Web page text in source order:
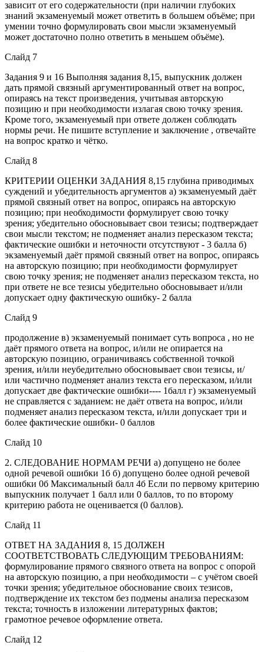
зависит от его содержательности (при наличии глубоких
знаний экзаменуемый может ответить в большем объёме; при
умении точно формулировать свои мысли экзаменуемый
может достаточно полно ответить в меньшем объёме).
Слайд 7
Задания 9 и 16 Выполняя задания 8,15, выпускник должен
дать прямой связный аргументированный ответ на вопрос,
опираясь на текст произведения, учитывая авторскую
позицию и при необходимости излагая свою точку зрения.
Кроме того, экзаменуемый при ответе должен соблюдать
нормы речи. Не пишите вступление и заключение , отвечайте
на вопрос кратко и чётко.
Слайд 8
КРИТЕРИИ ОЦЕНКИ ЗАДАНИЯ 8,15 глубина приводимых
суждений и убедительность аргументов а) экзаменуемый даёт
прямой связный ответ на вопрос, опираясь на авторскую
позицию; при необходимости формулирует свою точку
зрения; убедительно обосновывает свои тезисы; подтверждает
свои мысли текстом; не подменяет анализ пересказом текста;
фактические ошибки и неточности отсутствуют - 3 балла б)
экзаменуемый даёт прямой связный ответ на вопрос, опираясь
на авторскую позицию; при необходимости формулирует
свою точку зрения; не подменяет анализ пересказом текста, но
при ответе не все тезисы убедительно обосновывает и/или
допускает одну фактическую ошибку- 2 балла
Слайд 9
продолжение в) экзаменуемый понимает суть вопроса , но не
даёт прямого ответа на вопрос, и/или не опирается на
авторскую позицию, ограничиваясь собственной точкой
зрения, и/или неубедительно обосновывает свои тезисы, и/
или частично подменяет анализ текста его пересказом, и/или
допускает две фактические ошибки---- 1балл г) экзаменуемый
не справляется с заданием: не даёт ответа на вопрос, и/или
подменяет анализ пересказом текста, и/или допускает три и
более фактические ошибки- 0 баллов
Слайд 10
2. СЛЕДОВАНИЕ НОРМАМ РЕЧИ а) допущено не более
одной речевой ошибки 1б б) допущено более одной речевой
ошибки 0б Максимальный балл 4б Если по первому критерию
выпускник получает 1 балл или 0 баллов, то по второму
критерию работа не оценивается (0 баллов).
Слайд 11
ОТВЕТ НА ЗАДАНИЯ 8, 15 ДОЛЖЕН
СООТВЕТСТВОВАТЬ СЛЕДУЮЩИМ ТРЕБОВАНИЯМ:
формулирование прямого связного ответа на вопрос с опорой
на авторскую позицию, а при необходимости – с учётом своей
точки зрения; убедительное обоснование своих тезисов,
подтверждение их текстом без подмены анализа пересказом
текста; точность в изложении литературных фактов;
грамотное речевое оформление ответа.
Слайд 12